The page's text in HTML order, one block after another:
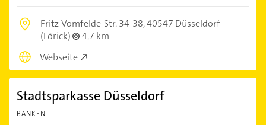
Fritz-Vomfelde-Str. 34-38,40547 Düsseldorf
(Lörick)
4,7 km
Webseite
Stadtsparkasse Düsseldorf
BANKEN